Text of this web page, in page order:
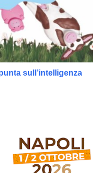
sull’intelligenza